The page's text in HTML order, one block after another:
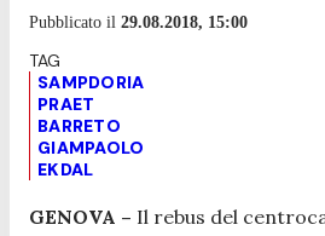
Pubblicato il 29.08.2018, 15:00
SAMPDORIA
PRAET
BARRETO
GIAMPAOLO
EKDAL
GENOVA – Il rebus del